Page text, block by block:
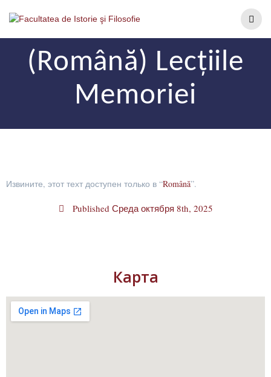
(Română) Lecțiile
Memoriei
Извините, этот техт доступен только в “Română”.
Published Среда октября 8th, 2025
Карта